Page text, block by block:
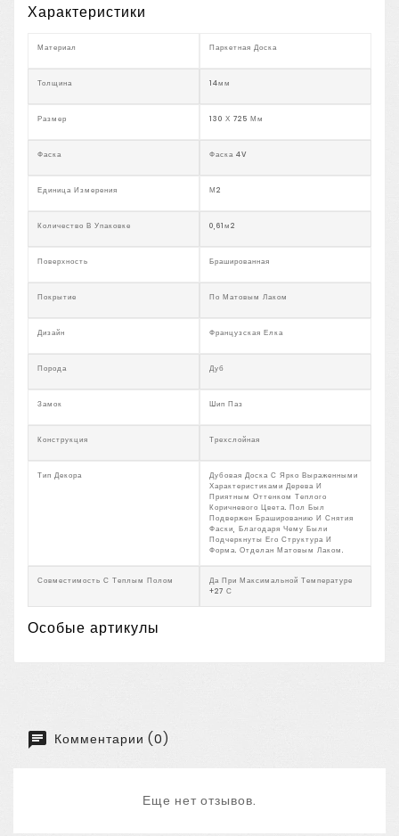
Характеристики
Материал Паркетная Доска
Толщина 14мм
Размер 130 Х 725 Мм
Фаска Фаска 4V
Единица Измерения М2
Количество В Упаковке 0,61м2
Поверхность Брашированная
Покрытие По Матовым Лаком
Дизайн Французская Елка
Порода Дуб
Замок Шип Паз
Конструкция Трехслойная
Тип Декора
Дубовая Доска С Ярко Выраженными
Характеристиками Дерева И
Приятным Оттенком Теплого
Коричневого Цвета. Пол Был
Подвержен Брашированию И Снятия
Фаски, Благодаря Чему Были
Подчеркнуты Его Структура И
Форма. Отделан Матовым Лаком.
Совместимость С Теплым Полом
Да При Максимальной Температуре
+27 С
Особые артикулы
Комментарии (0)
Еще нет отзывов.